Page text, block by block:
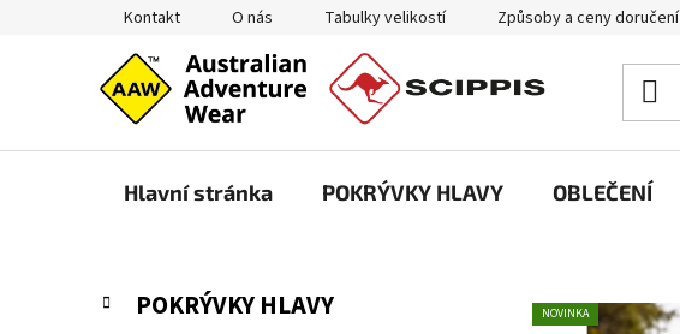
Kontakt O nás Tabulky velikostí Způsoby a ceny doručení
Hlavní stránka POKRÝVKY HLAVY OBLEČENÍ
P
Přeskočit
kategorie
K
a
POKRÝVKY HLAVY NOVINKA